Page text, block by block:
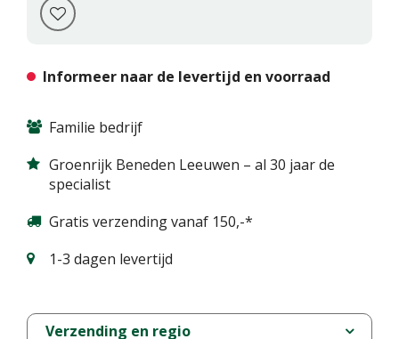
Informeer naar de levertijd en voorraad
Familie bedrijf
Groenrijk Beneden Leeuwen – al 30 jaar de
specialist
Gratis verzending vanaf 150,-*
1-3 dagen levertijd
Verzending en regio